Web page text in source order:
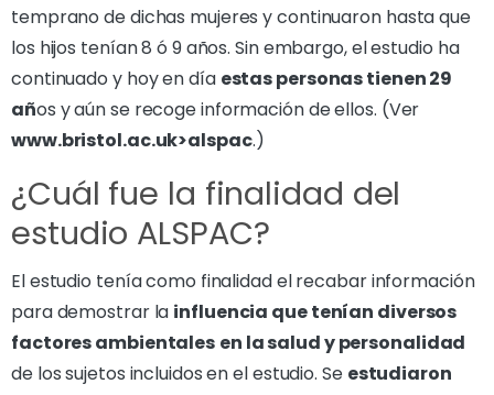
temprano de dichas mujeres y continuaron hasta que
los hijos tenían 8 ó 9 años. Sin embargo, el estudio ha
continuado y hoy en día estas personas tienen 29
años y aún se recoge información de ellos. (Ver
www.bristol.ac.uk>alspac.)
¿Cuál fue la finalidad del
estudio ALSPAC?
El estudio tenía como finalidad el recabar información
para demostrar la influencia que tenían diversos
factores ambientales en la salud y personalidad
de los sujetos incluidos en el estudio. Se estudiaron